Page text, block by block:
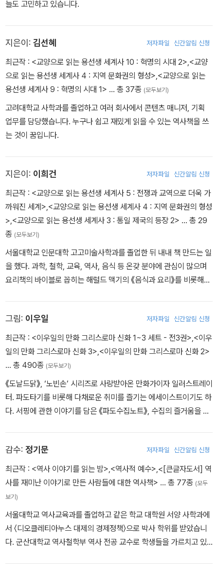
늘도 고민하고 있습니다.
지은이: 김선혜 저자파일 신간알림 신청
최근작 : <교양으로 읽는 용선생 세계사 10 : 혁명의 시대 2>,<교양
으로 읽는 용선생 세계사 4 : 지역 문화권의 형성>,<교양으로 읽는
용선생 세계사 9 : 혁명의 시대 1> … 총 37종 (모두보기)
고려대학교 사학과를 졸업하고 여러 회사에서 콘텐츠 매니저, 기획
업무를 담당했습니다. 누구나 쉽고 재밌게 읽을 수 있는 역사책을 쓰
는 것이 꿈입니다.
지은이: 이희건 저자파일 신간알림 신청
최근작 : <교양으로 읽는 용선생 세계사 5 : 전쟁과 교역으로 더욱 가
까워진 세계>,<교양으로 읽는 용선생 세계사 4 : 지역 문화권의 형성
>,<교양으로 읽는 용선생 세계사 3 : 통일 제국의 등장 2> … 총 29
종 (모두보기)
서울대학교 인문대학 고고미술사학과를 졸업한 뒤 내내 책 만드는 일
을 했다. 과학, 철학, 교육, 역사, 음식 등 온갖 분야에 관심이 많으며
요리책의 바이블로 꼽히는 해럴드 맥기의 《음식과 요리》를 비롯해
참여했다.
그림: 이우일 저자파일 신간알림 신청
최근작 : <이우일의 만화 그리스로마 신화 1~3 세트 - 전3권>,<이우
일의 만화 그리스로마 신화 3>,<이우일의 만화 그리스로마 신화 2>
… 총 490종 (모두보기)
《도날드닭》, ‘노빈손’ 시리즈로 사랑받아온 만화가이자 일러스트레이
터. 파도타기를 비롯해 다채로운 취미를 즐기는 에세이스트이기도 하
다. 서핑에 관한 이야기를 담은 《파도수집노트》, 수집의 즐거움을 전
그리스로마 신화》는 오랜 호기심이 빚어낸 결과물이다. 《오이디푸스
왕》 《오뒷세이아》 등 여러 고전을 뒤적이며 탐독하고 공부하듯 파고
들던 어느 날, 하루에 한두 페이지씩 그림을 그리고 있는 자신을 발견
했고, 그렇게 쌓인 삼 년 남짓의 시간이 마침내 이 책이 되었다. 원전
럽게 채웠으며, 에피소드가 거듭될수록 깊이를 더하는 그림은 오래된
신화를 새롭고 생생하게 다시 읽게 만든다.
감수: 정기문 저자파일 신간알림 신청
최근작 : <역사 이야기를 읽는 밤>,<역사적 예수>,<[큰글자도서] 역
사를 재미난 이야기로 만든 사람들에 대한 역사책> … 총 77종 (모두
보기)
서울대학교 역사교육과를 졸업하고 같은 학교 대학원 서양 사학과에
서 〈디오클레티아누스 대제의 경제정책〉으로 박사 학위를 받았습니
다. 군산대학교 역사철학부 역사 전공 교수로 학생들을 가르치고 있